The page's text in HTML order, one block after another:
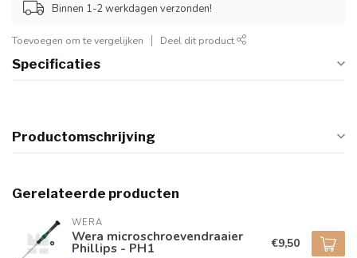
Binnen 1-2 werkdagen verzonden!
Toevoegen om te vergelijken Deel dit product
Specificaties
Productomschrijving
Gerelateerde producten
WERA
Wera microschroevendraaier
Phillips - PH1 €9,50